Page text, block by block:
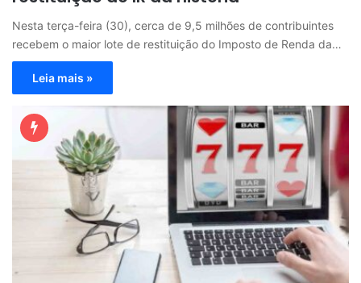
Nesta terça-feira (30), cerca de 9,5 milhões de contribuintes
recebem o maior lote de restituição do Imposto de Renda da…
Leia mais »